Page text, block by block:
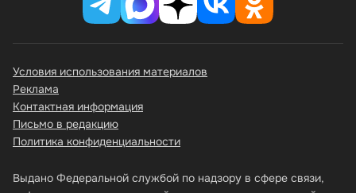
Выдано Федеральной службой по надзору в сфере связи,
Условия использования материалов
Реклама
Контактная информация
Письмо в редакцию
Политика конфиденциальности